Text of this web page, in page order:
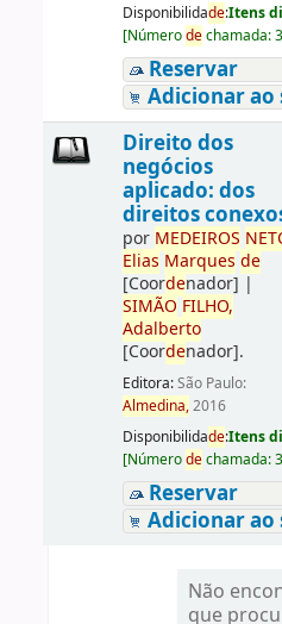
Disponibilidade:Itens
[Númerodechamada:
Reservar
Adicionar ao
Direito dos
negócios
aplicado: dos
direitos
por MEDEIROS
Elias Marques de
[Coordenador] |
SIMÃO FILHO,
Adalberto
[Coordenador].
Editora:São Paulo:
Almedina,2016
Disponibilidade:Itens
[Númerodechamada:
Reservar
Adicionar ao
Não
que